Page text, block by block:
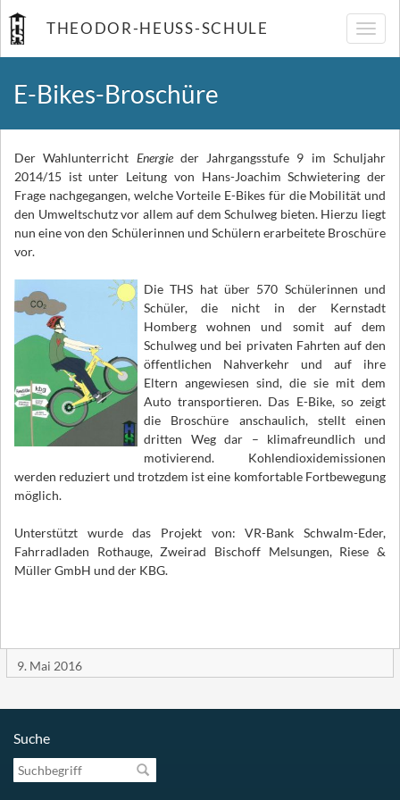
THEODOR-HEUSS-SCHULE
E-Bikes-Broschüre
Der Wahlunterricht Energieder Jahrgangsstufe 9 im Schuljahr
2014/15 ist unter Leitung von Hans-Joachim Schwietering der
Frage nachgegangen, welche Vorteile E-Bikes für die Mobilität und
den Umweltschutz vor allem auf dem Schulweg bieten. Hierzu liegt
nun eine von den Schülerinnen und Schülern erarbeitete Broschüre
vor.
Die THS hat über 570 Schülerinnen und
Schüler, die nicht in der Kernstadt
Homberg wohnen und somit auf dem
Schulweg und bei privaten Fahrten auf den
öffentlichen Nahverkehr und auf ihre
Eltern angewiesen sind, die sie mit dem
Auto transportieren. Das E-Bike, so zeigt
die Broschüre anschaulich, stellt einen
dritten Weg dar – klimafreundlich und
motivierend. Kohlendioxidemissionen
werden reduziert und trotzdem ist eine komfortable Fortbewegung
möglich.
Unterstützt wurde das Projekt von: VR-Bank Schwalm-Eder,
Fahrradladen Rothauge, Zweirad Bischoff Melsungen, Riese &
Müller GmbH und der KBG.
9. Mai 2016
Suche
Suchbegriff